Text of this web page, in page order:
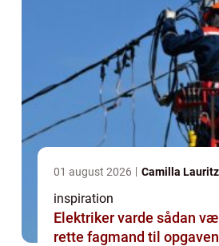
01 august 2026 Camilla
inspiration
Elektriker varde sådan vælger du den
rette fagmand til opgaven